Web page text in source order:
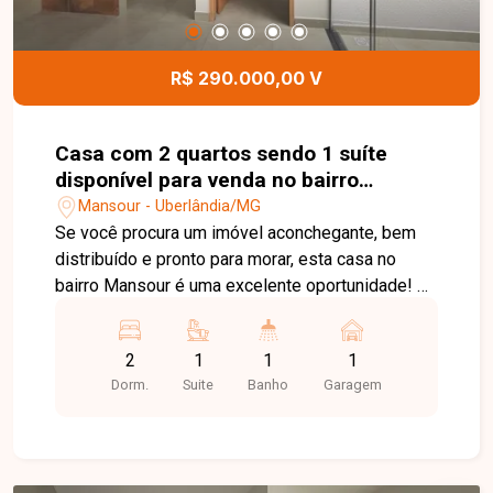
R$ 290.000,00 V
Casa com 2 quartos sendo 1 suíte
disponível para venda no bairro
Mansour em Uberlândia-MG
Mansour - Uberlândia/MG
Se você procura um imóvel aconchegante, bem
distribuído e pronto para morar, esta casa no
bairro Mansour é uma excelente oportunidade! O
de banheiro social, oferecendo conforto e
praticidade para toda a família. A sala em dois
ambientes, integrada a um charmoso jardim de
2
Dorm.
1
Suite
1
Banho
1
Garagem